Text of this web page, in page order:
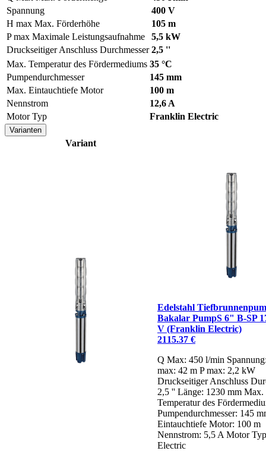
Spannung
400 V
H max Max. Förderhöhe
105 m
P max Maximale Leistungsaufnahme
5,5 kW
Druckseitiger Anschluss Durchmesser 2,5 ''
Max. Temperatur des Fördermediums 35 °C
Pumpendurchmesser
145 mm
Max. Eintauchtiefe Motor
100 m
Nennstrom
12,6 A
Motor Typ
Franklin Electric
Varianten
Variant
Edelstahl
Bakalar PumpS 6" B-SP
V (Franklin Electric)
2115.37 €
Q Max: 450 l/min
max: 42 m P max: 2,2 kW
Druckseitiger Anschluss
2,5 '' Länge: 1230 mm Max.
Temperatur des
Pumpendurchmesser: 145
Eintauchtiefe Motor: 100 m
Nennstrom: 5,5 A Motor
Electric